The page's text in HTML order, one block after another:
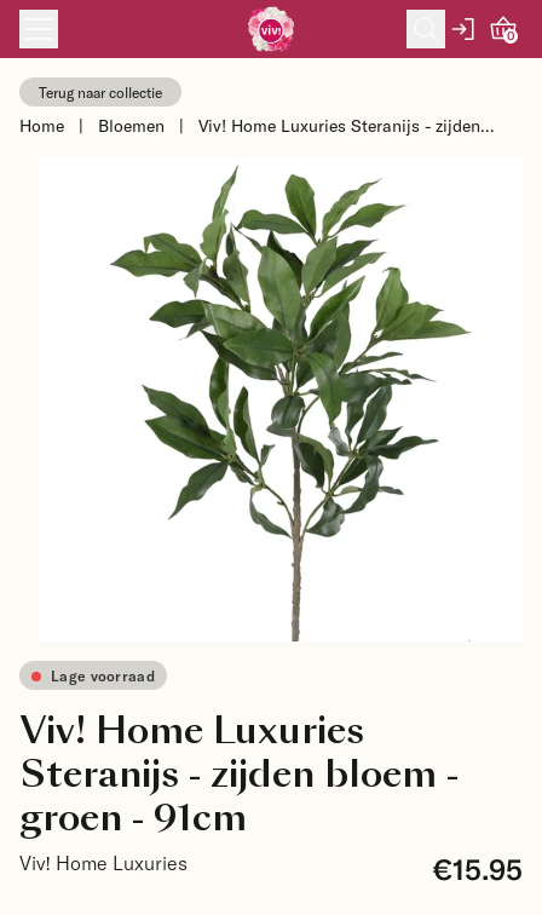
Skip to content
0
Terug naar collectie
Home | Bloemen |
Viv! Home Luxuries Steranijs - zijden
Lage voorraad
Viv! Home Luxuries
Steranijs - zijden bloem -
groen - 91cm
Viv! Home Luxuries €15.95